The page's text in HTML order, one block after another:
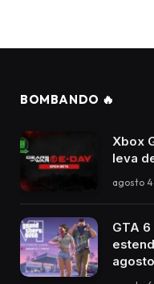
BOMBANDO 🔥
Xbox
leva
agosto
GTA
agosto